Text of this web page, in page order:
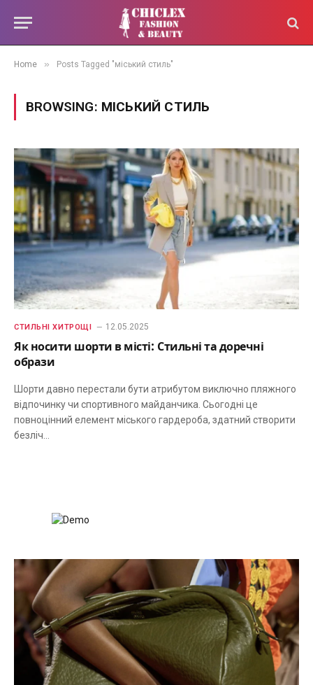
Home » Posts Tagged "міський стиль"
BROWSING: МІСЬКИЙ СТИЛЬ
СТИЛЬНІ ХИТРОЩІ 12.05.2025
Як носити шорти в місті: Стильні та доречні
образи
Шорти давно перестали бути атрибутом виключно пляжного
відпочинку чи спортивного майданчика. Сьогодні це
повноцінний елемент міського гардероба, здатний створити
безліч…